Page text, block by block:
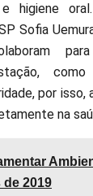
e higiene
Sofia
como
por isso,
na
2019